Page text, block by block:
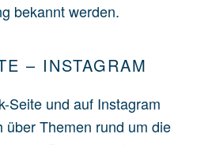
bekannt werden.
– INSTAGRAM
Seite und auf Instagram
Themen rund um die